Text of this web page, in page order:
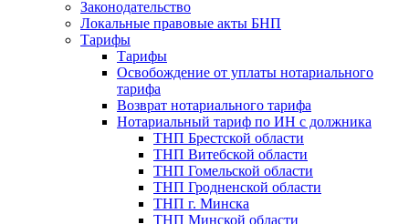
Законодательство
Локальные правовые акты БНП
Тарифы
Тарифы
Освобождение от уплаты нотариального
тарифа
Возврат нотариального тарифа
Нотариальный тариф по ИН с должника
ТНП Брестской области
ТНП Витебской области
ТНП Гомельской области
ТНП Гродненской области
ТНП г. Минска
ТНП Минской области